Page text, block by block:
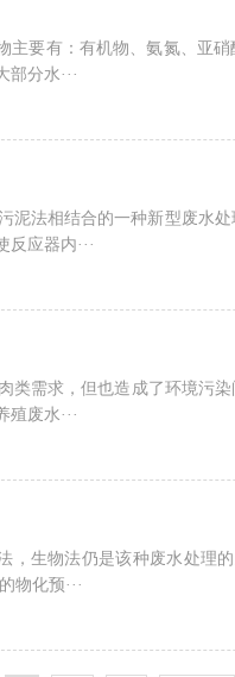
要有：有机物、氨氮、亚
分水···
法相结合的一种新型废水
应器内···
需求，但也造成了环境污
废水···
生物法仍是该种废水处理
化预···